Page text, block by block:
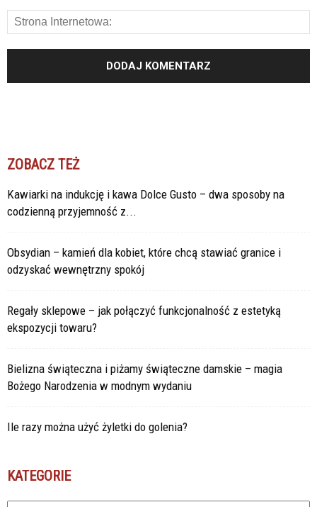
ZOBACZ TEŻ
Kawiarki na indukcję i kawa Dolce Gusto – dwa sposoby na
codzienną przyjemność z...
Obsydian – kamień dla kobiet, które chcą stawiać granice i
odzyskać wewnętrzny spokój
Regały sklepowe – jak połączyć funkcjonalność z estetyką
ekspozycji towaru?
Bielizna świąteczna i piżamy świąteczne damskie – magia
Bożego Narodzenia w modnym wydaniu
Ile razy można użyć żyletki do golenia?
KATEGORIE
Kategorie